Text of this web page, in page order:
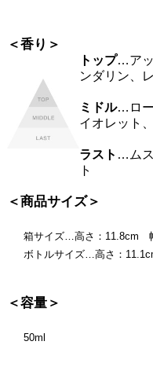
＜香り＞
トップ…アッ
ンダリン、
ミドル…ロー
イオレット
ラスト …ム
ト
＜商品サイズ＞
箱サイズ…高さ：11.8cm
ボトルサイズ…高さ：
＜容量＞
50ml